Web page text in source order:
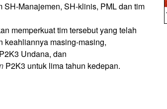
SH-Manajemen, SH-klinis, PML dan tim
memperkuat tim tersebut yang telah
keahliannya masing-masing,
Undana, dan
P2K3 untuk lima tahun kedepan.